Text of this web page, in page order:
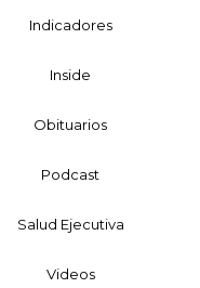
Indicadores
Inside
Obituarios
Podcast
Salud Ejecutiva
Videos